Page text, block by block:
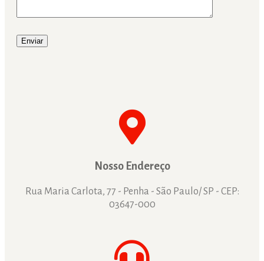
Nosso Endereço
Rua Maria Carlota, 77 - Penha - São Paulo/ SP - CEP:
03647-000